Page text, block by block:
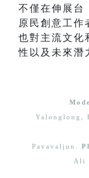
不僅在伸展台
原民創意工作
也對主流文化
性以及未來潛
Yalonglong,
Pavavaljun.
Ali